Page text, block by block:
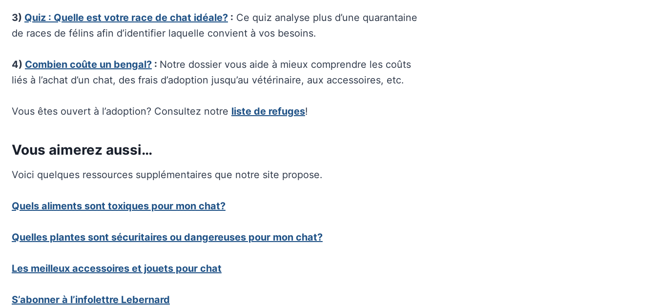
3) Quiz : Quelle est votre race de chat idéale? : Ce quiz analyse plus d’une quarantaine
de races de félins afin d’identifier laquelle convient à vos besoins.
4) Combien coûte un bengal? : Notre dossier vous aide à mieux comprendre les coûts
liés à l’achat d’un chat, des frais d’adoption jusqu’au vétérinaire, aux accessoires, etc.
Vous êtes ouvert à l’adoption? Consultez notre liste de refuges!
Vous aimerez aussi…
Voici quelques ressources supplémentaires que notre site propose.
Quels aliments sont toxiques pour mon chat?
Quelles plantes sont sécuritaires ou dangereuses pour mon chat?
Les meilleux accessoires et jouets pour chat
S’abonner à l’infolettre Lebernard